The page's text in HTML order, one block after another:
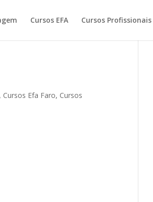
Cursos EFA Cursos Profissionais
, Cursos Efa Faro, Cursos